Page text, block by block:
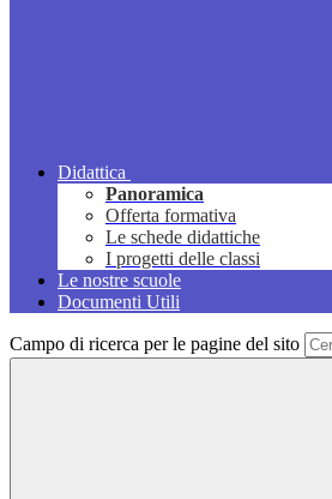
Didattica
Panoramica
Offerta formativa
Le schede didattiche
I progetti delle classi
Le nostre scuole
Documenti Utili
Campo di ricerca per le pagine del sito